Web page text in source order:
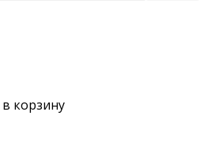
корзину